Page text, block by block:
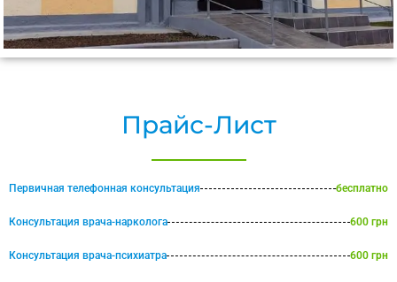
Прайс-Лист
Первичная телефонная консультация бесплатно
Консультация врача-нарколога 600 грн
Консультация врача-психиатра 600 грн